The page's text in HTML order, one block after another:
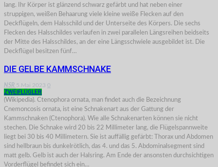
lang. Ihr Körper ist glänzend schwarz gefärbt und hat neben einer
struppigen, weißen Behaarung viele kleine weiße Flecken auf den
Deckflügeln, dem Halsschild und der Unterseite des Körpers. Die sechs
Flecken des Halsschildes verlaufen in zwei parallelen Längsreihen beidseits
der Mitte des Halsschildes, an der eine Längsschwiele ausgebildet ist. Die
Deckflügel besitzen fünf…
DIE GELBE KAMMSCHNAKE
NSR 5.Mai 2023 0
ZWEIFLÜGLER
(Wikipedia). Ctenophora ornata, man findet auch die Bezeichnung
Cnemoncosis ornata, ist eine Schnakenart aus der Gattung der
Kammschnaken (Ctenophora). Wie alle Schnakenarten können sie nicht
stechen. Die Schnake wird 20 bis 22 Millimeter lang, die Flügelspannweite
liegt bei 30 bis 40 Millimetern. Sie ist auffällig gefärbt: Thorax und Abdomen
sind hellbraun bis dunkelrötlich, das 4. und das 5. Abdominalsegment sind
matt gelb. Gelb ist auch der Halsring. Am Ende der ansonsten durchsichtigen
Vorderflügel befindet sich ein…